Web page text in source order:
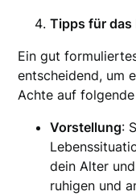
Tipps für das
Ein gut
entscheidend, um
Achte auf
Vorstellung:
dein Alter
ruhigen und